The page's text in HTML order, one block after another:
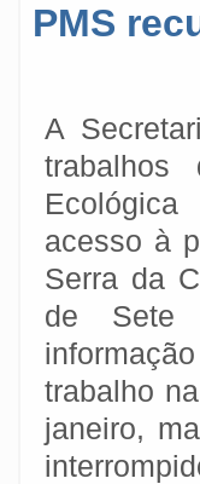
PMS
A
trabalhos
acesso à
Serra da
de Sete
trabalho
janeiro,